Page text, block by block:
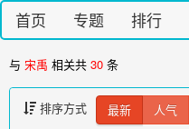
首页 专题 排行
与 宋禹 相关共 30 条
排序方式 最新 人气